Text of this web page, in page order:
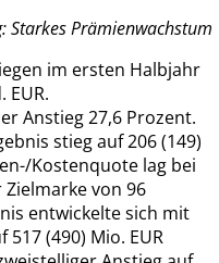
Starkes Prämienwachstum
im ersten Halbjahr
EUR.
Anstieg 27,6 Prozent.
stieg auf 206 (149)
Kostenquote lag bei
von 96
entwickelte sich mit
(490) Mio. EUR